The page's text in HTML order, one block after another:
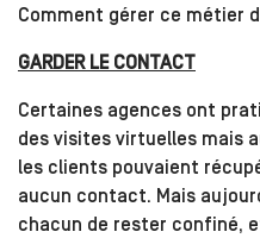
Comment gérer ce métier
GARDER LE CONTACT
Certaines agences ont
des visites virtuelles mais
les clients pouvaient
aucun contact. Mais
chacun de rester confiné,